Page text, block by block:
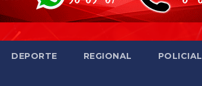
DEPORTE REGIONAL POLICIAL